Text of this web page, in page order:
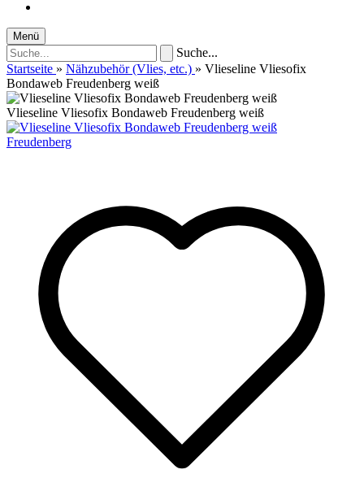
Menü
Suche...
Startseite » Nähzubehör (Vlies, etc.) » Vlieseline Vliesofix
Bondaweb Freudenberg weiß
Vlieseline Vliesofix Bondaweb Freudenberg weiß
Freudenberg